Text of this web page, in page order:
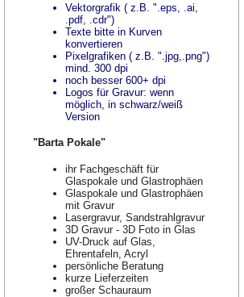
Vektorgrafik ( z.B. ".eps, .ai,
.pdf, .cdr")
Texte bitte in Kurven
konvertieren
Pixelgrafiken ( z.B. ".jpg,.png")
mind. 300 dpi
noch besser 600+ dpi
Logos für Gravur: wenn
möglich, in schwarz/weiß
Version
"Barta Pokale"
ihr Fachgeschäft für
Glaspokale und Glastrophäen
Glaspokale und Glastrophäen
mit Gravur
Lasergravur, Sandstrahlgravur
3D Gravur - 3D Foto in Glas
UV-Druck auf Glas,
Ehrentafeln, Acryl
persönliche Beratung
kurze Lieferzeiten
großer Schauraum